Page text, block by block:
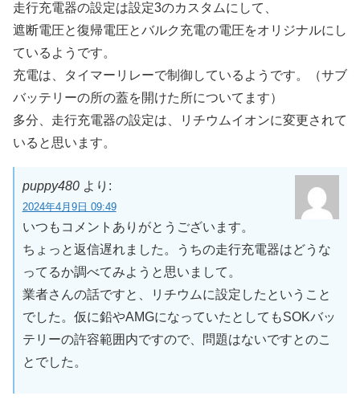
走行充電器の設定は設定3のカスタムにして、
遮断電圧と復帰電圧とバルク充電の電圧をオリジナルにし
ているようです。
充電は、タイマーリレーで制御しているようです。（サブ
バッテリーの所の蓋を開けた所についてます）
多分、走行充電器の設定は、リチウムイオンに変更されて
いると思います。
puppy480 より:
2024年4月9日 09:49
いつもコメントありがとうございます。
ちょっと返信遅れました。うちの走行充電器はどうな
ってるか調べてみようと思いまして。
業者さんの話ですと、リチウムに設定したということ
でした。仮に鉛やAMGになっていたとしてもSOKバッ
テリーの許容範囲内ですので、問題はないですとのこ
とでした。